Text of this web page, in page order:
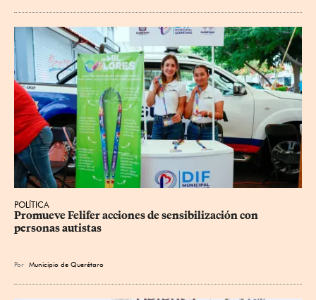
POLÍTICA
Promueve Felifer acciones de sensibilización con
personas autistas
Por Municipio de Querétaro